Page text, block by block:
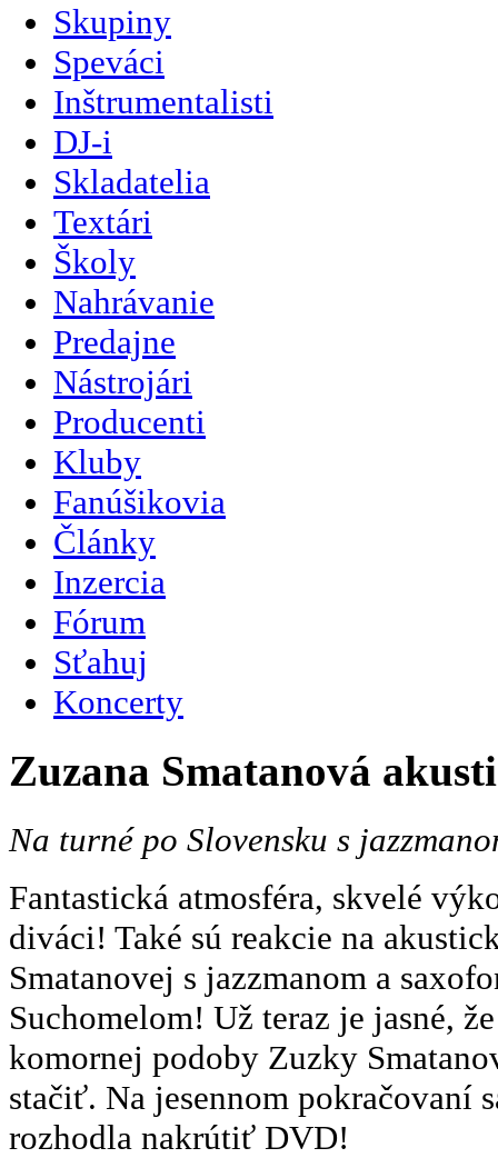
Skupiny
Speváci
Inštrumentalisti
DJ-i
Skladatelia
Textári
Školy
Nahrávanie
Predajne
Nástrojári
Producenti
Kluby
Fanúšikovia
Články
Inzercia
Fórum
Sťahuj
Koncerty
Zuzana Smatanová
Na turné po Slovensku s
Fantastická atmosféra, skvelé
diváci! Také sú reakcie na
Smatanovej s jazzmanom a
Suchomelom! Už teraz je jasné,
komornej podoby Zuzky
stačiť. Na jesennom pokračovaní
rozhodla nakrútiť DVD!